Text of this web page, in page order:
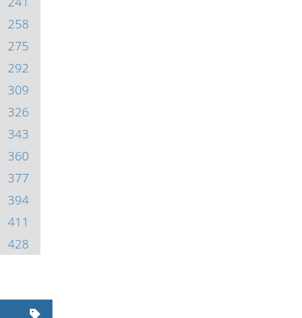
258
275
292
309
326
343
360
377
394
411
428